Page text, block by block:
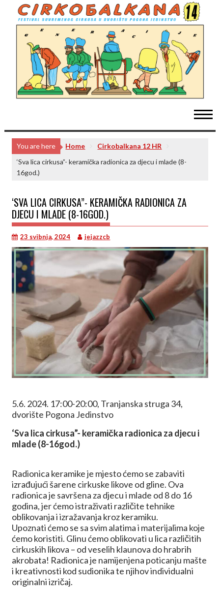
content
You are here Home
Cirkobalkana 12 HR
‘Sva lica cirkusa”- keramička radionica za djecu i mlade (8-
16god.)
‘SVA LICA CIRKUSA”- KERAMIČKA RADIONICA ZA
DJECU I MLADE (8-16GOD.)
23 svibnja, 2024 jejazzcb
5.6. 2024. 17:00-20:00, Tranjanska struga 34,
dvorište Pogona Jedinstvo
‘Sva lica cirkusa”- keramička radionica za djecu i
mlade (8-16god.)
Radionica keramike je mjesto ćemo se zabaviti
izrađujući šarene cirkuske likove od gline. Ova
radionica je savršena za djecu i mlade od 8 do 16
godina, jer ćemo istraživati različite tehnike
oblikovanja i izražavanja kroz keramiku.
Upoznati ćemo se sa svim alatima i materijalima koje
ćemo koristiti. Glinu ćemo oblikovati u lica različitih
cirkuskih likova – od veselih klaunova do hrabrih
akrobata! Radionica je namijenjena poticanju mašte
i kreativnosti kod sudionika te njihov individualni
originalni izričaj.